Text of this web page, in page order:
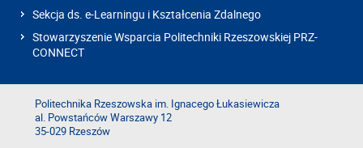
Sekcja ds. e-Learningu i Kształcenia Zdalnego
Stowarzyszenie Wsparcia Politechniki Rzeszowskiej PRZ-
CONNECT
Politechnika Rzeszowska im. Ignacego Łukasiewicza
al. Powstańców Warszawy 12
35-029 Rzeszów